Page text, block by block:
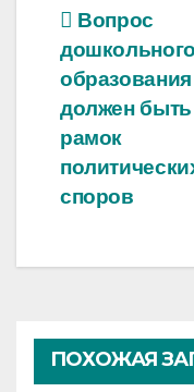
по
Вопрос
дошкольного
образования
должен быть
рамок
споров
ПОХОЖАЯ